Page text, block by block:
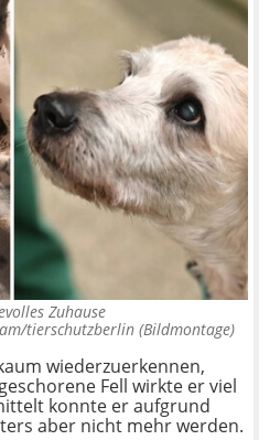
Zuhause
tierschutzberlin (Bildmontage)
wiederzuerkennen,
Fell wirkte er viel
konnte er aufgrund
aber nicht mehr werden.